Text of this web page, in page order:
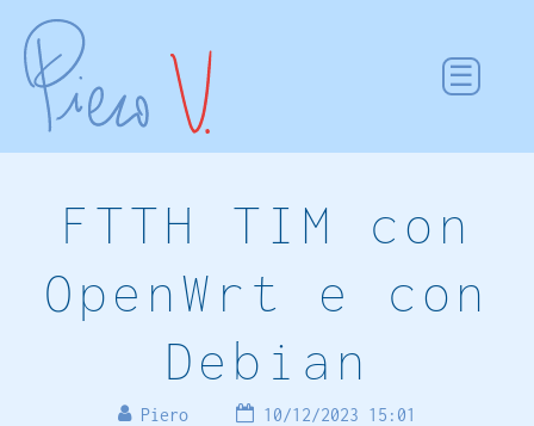
FTTH TIM con
OpenWrt e con
Debian
Piero 10/12/2023 15:01